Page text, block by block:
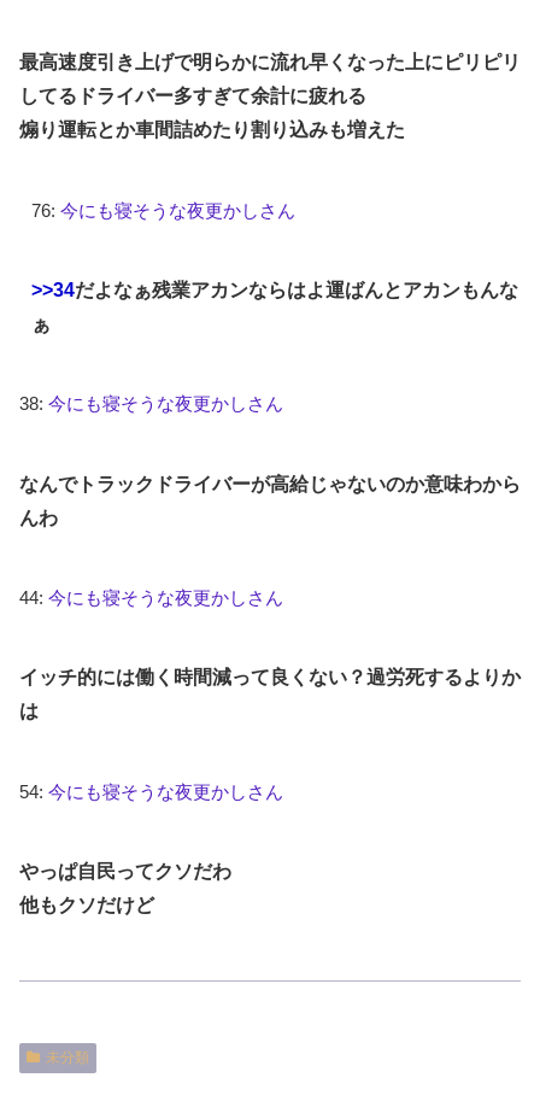
最高速度引き上げで明らかに流れ早くなった上にピリピリ
してるドライバー多すぎて余計に疲れる
煽り運転とか車間詰めたり割り込みも増えた
76: 今にも寝そうな夜更かしさん
>>34だよなぁ残業アカンならはよ運ばんとアカンもんな
ぁ
38: 今にも寝そうな夜更かしさん
なんでトラックドライバーが高給じゃないのか意味わから
んわ
44: 今にも寝そうな夜更かしさん
イッチ的には働く時間減って良くない？過労死するよりか
は
54: 今にも寝そうな夜更かしさん
やっぱ自民ってクソだわ
他もクソだけど
未分類